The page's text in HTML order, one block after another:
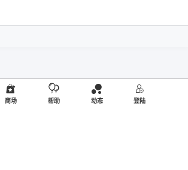
商场 帮助 动态 登陆